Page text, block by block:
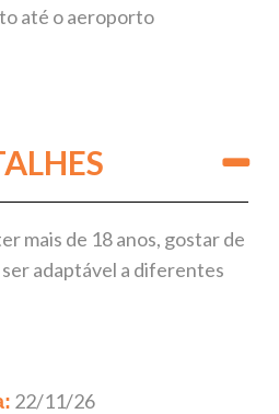
até o aeroporto
mais de 18 anos, gostar de
adaptável a diferentes
22/11/26